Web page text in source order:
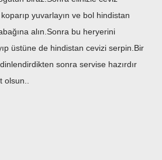
yuvarlayın ve bol hindistan
alın.Sonra bu heryerini
üstüne de hindistan cevizi serpin.Bir
sonra servise hazırdır
olsun..